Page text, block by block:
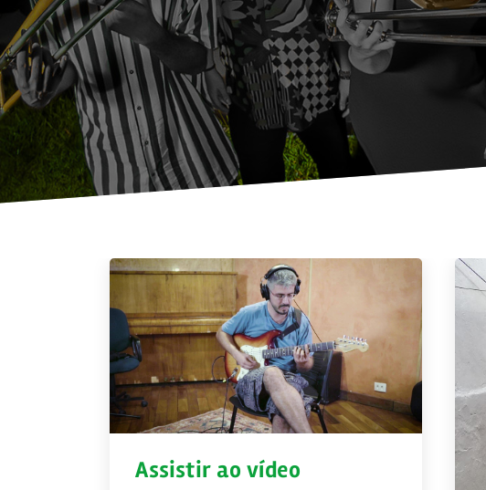
Assistir ao vídeo